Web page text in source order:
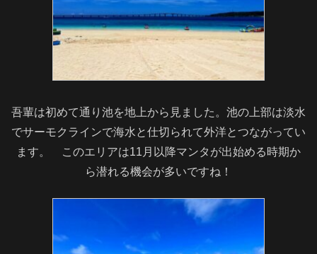
吾輩は初めて通り池を地上から見ました。池の上部は淡水
でサーモクラインで海水と仕切られて外洋とつながってい
ます。 このエリアは11月以降マンタが出始める時期か
ら潜れる機会が多いですね！